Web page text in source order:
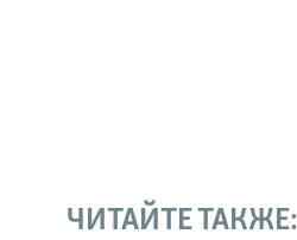
ЧИТАЙТЕ ТАКЖЕ: